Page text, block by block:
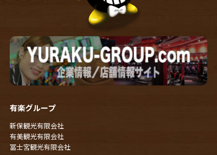
有楽グループ
新保観光有限会社
有美観光有限会社
冨士宮観光有限会社